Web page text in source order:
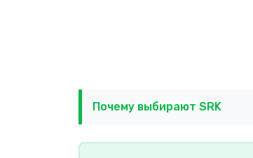
Почему выбирают SRK